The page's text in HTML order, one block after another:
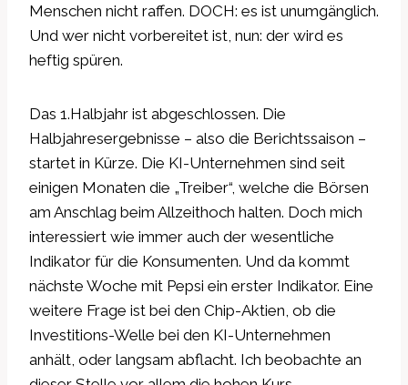
Menschen nicht raffen. DOCH: es ist unumgänglich.
Und wer nicht vorbereitet ist, nun: der wird es
heftig spüren.
Das 1.Halbjahr ist abgeschlossen. Die
Halbjahresergebnisse – also die Berichtssaison –
startet in Kürze. Die KI-Unternehmen sind seit
einigen Monaten die „Treiber“, welche die Börsen
am Anschlag beim Allzeithoch halten. Doch mich
interessiert wie immer auch der wesentliche
Indikator für die Konsumenten. Und da kommt
nächste Woche mit Pepsi ein erster Indikator. Eine
weitere Frage ist bei den Chip-Aktien, ob die
Investitions-Welle bei den KI-Unternehmen
anhält, oder langsam abflacht. Ich beobachte an